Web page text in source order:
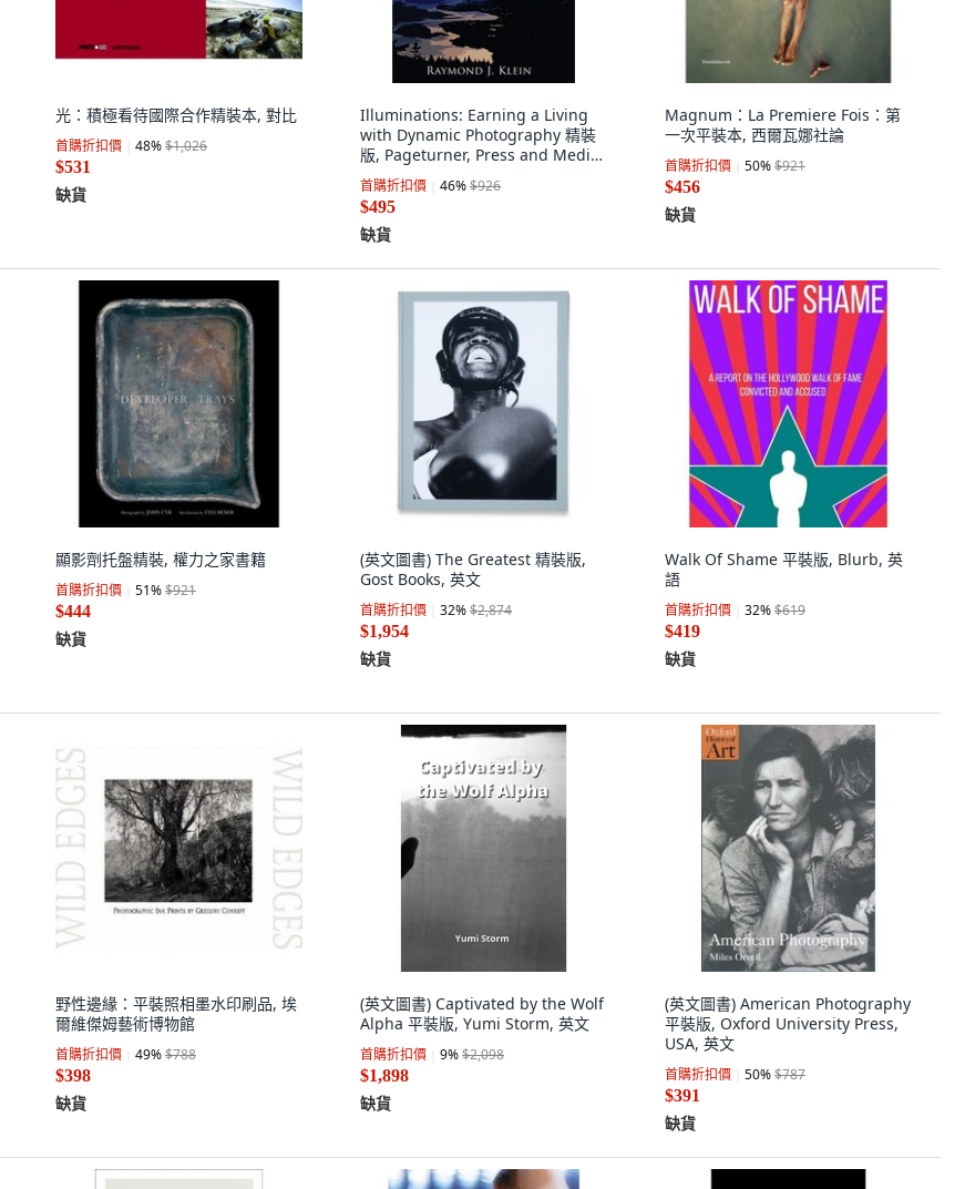
光：積極看待國際合作精裝本, 對比
首購折扣價 48%$1,026
$531
缺貨
Illuminations: Earning a Living
with Dynamic Photography 精裝
版, Pageturner, Press and Media,
英文
首購折扣價 46%$926
$495
缺貨
Magnum：La Premiere Fois：第
一次平裝本, 西爾瓦娜社論
首購折扣價 50%$921
$456
缺貨
顯影劑托盤精裝, 權力之家書籍
首購折扣價 51%$921
$444
缺貨
(英文圖書) The Greatest 精裝版,
Gost Books, 英文
首購折扣價 32%$2,874
$1,954
缺貨
Walk Of Shame 平裝版, Blurb, 英
語
首購折扣價 32%$619
$419
缺貨
野性邊緣：平裝照相墨水印刷品, 埃
爾維傑姆藝術博物館
首購折扣價 49%$788
$398
缺貨
(英文圖書) Captivated by the Wolf
Alpha 平裝版, Yumi Storm, 英文
首購折扣價 9%$2,098
$1,898
缺貨
(英文圖書) American Photography
平裝版, Oxford University Press,
USA, 英文
首購折扣價 50%$787
$391
缺貨